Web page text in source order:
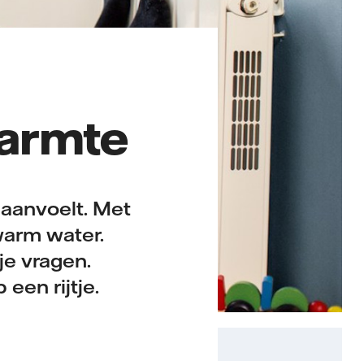
Met
water.
vragen.
een rijtje.